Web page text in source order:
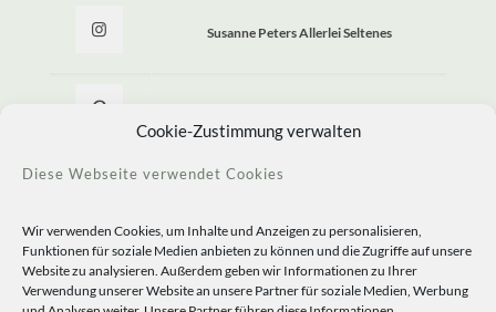
Cookie-Zustimmung verwalten
Diese Webseite verwendet Cookies
Wir verwenden Cookies, um Inhalte und Anzeigen zu personalisieren,
Funktionen für soziale Medien anbieten zu können und die Zugriffe auf unsere
Website zu analysieren. Außerdem geben wir Informationen zu Ihrer
Verwendung unserer Website an unsere Partner für soziale Medien, Werbung
Susanne Peters Allerlei Seltenes